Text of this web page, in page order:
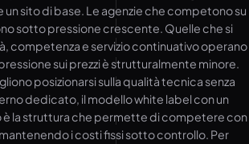
un sito di base. Le agenzie che competono su
sotto pressione crescente. Quelle che si
competenza e servizio continuativo operano
sui prezzi è strutturalmente minore.
posizionarsi sulla qualità tecnica senza
dedicato, il modello white label con un
è la struttura che permette di competere con
i costi fissi sotto controllo. Per